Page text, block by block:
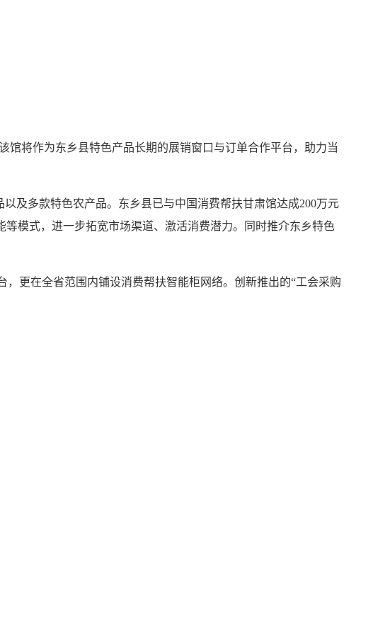
馆将作为东乡县特色产品长期的展销窗口与订单合作平台，助力当
多款特色农产品。东乡县已与中国消费帮扶甘肃馆达成200万元
模式，进一步拓宽市场渠道、激活消费潜力。同时推介东乡特色
更在全省范围内铺设消费帮扶智能柜网络。创新推出的“工会采购